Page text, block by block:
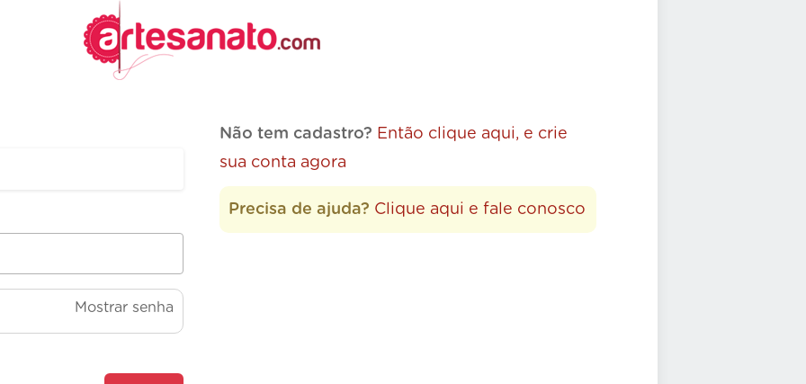
Mostrar senha
Não tem cadastro? Então clique aqui, e crie
sua conta agora
Precisa de ajuda? Clique aqui e fale conosco